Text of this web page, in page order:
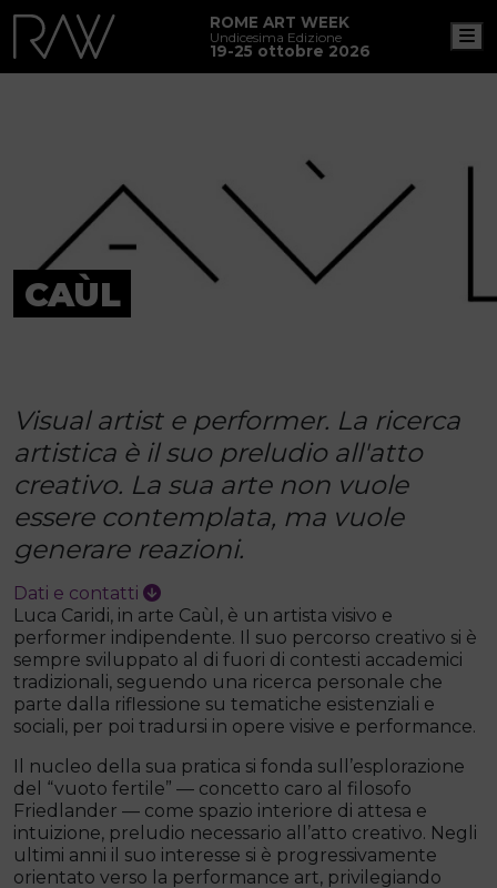
ROME ART WEEK
Undicesima Edizione
19-25 ottobre 2026
CAÙL
Visual artist e performer. La ricerca
artistica è il suo preludio all'atto
creativo. La sua arte non vuole
essere contemplata, ma vuole
generare reazioni.
Dati e contatti
Luca Caridi, in arte Caùl, è un artista visivo e
performer indipendente. Il suo percorso creativo si è
sempre sviluppato al di fuori di contesti accademici
tradizionali, seguendo una ricerca personale che
parte dalla riflessione su tematiche esistenziali e
sociali, per poi tradursi in opere visive e performance.
Il nucleo della sua pratica si fonda sull’esplorazione
del “vuoto fertile” — concetto caro al filosofo
Friedlander — come spazio interiore di attesa e
intuizione, preludio necessario all’atto creativo. Negli
ultimi anni il suo interesse si è progressivamente
orientato verso la performance art, privilegiando